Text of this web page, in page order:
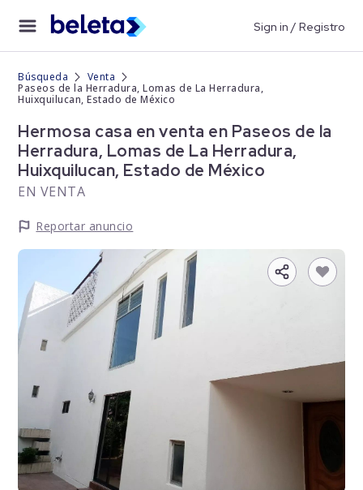
Sign in / Registro
Búsqueda
Venta
Paseos de la Herradura, Lomas de La Herradura,
Huixquilucan, Estado de México
Hermosa casa en venta en Paseos de la
Herradura, Lomas de La Herradura,
Huixquilucan, Estado de México
EN VENTA
Reportar anuncio